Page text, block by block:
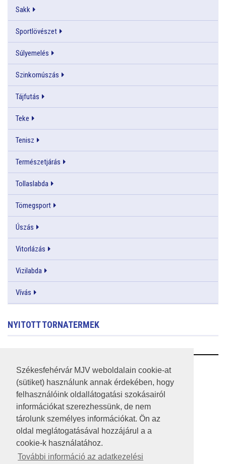
Székesfehérvár MJV weboldalain cookie-at
(sütiket) használunk annak érdekében, hogy
felhasználóink oldallátogatási szokásairól
információkat szerezhessünk, de nem
tárolunk személyes információkat. Ön az
oldal meglátogatásával hozzájárul a a
cookie-k használatához.
További információ az adatkezelési
Sakk
Sportlövészet
Súlyemelés
Szinkornúszás
Tájfutás
Teke
Tenisz
Természetjárás
Tollaslabda
Tömegsport
Úszás
Vitorlázás
Vizilabda
Vívás
NYITOTT TORNATERMEK
RSS
A HONLAP 2017.03.31-I ÁLLAPOTA
JOGI NYILATKOZAT
IMPRESSZUM